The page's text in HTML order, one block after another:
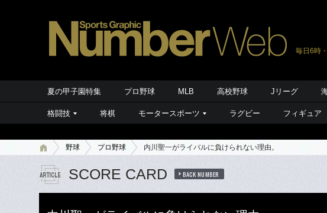
毎日6時
夏の甲子園特集 プロ野球 MLB 高校野球 Jリーグ
格闘技 将棋 モータースポーツ ラグビー フィギュア
野球 プロ野球 内川聖一がライバルに負けられない理由。
SCORE CARD BACK NUMBER